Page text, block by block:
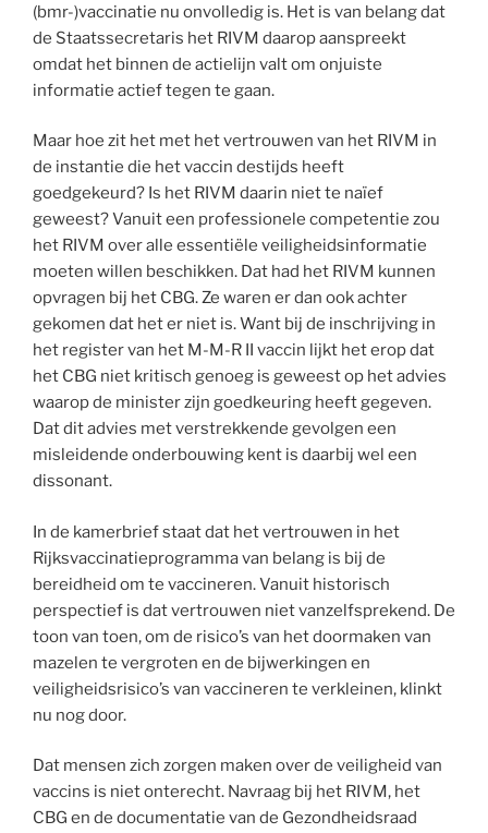
(bmr-)vaccinatie nu onvolledig is. Het is van belang dat
de Staatssecretaris het RIVM daarop aanspreekt
omdat het binnen de actielijn valt om onjuiste
informatie actief tegen te gaan.
Maar hoe zit het met het vertrouwen van het RIVM in
de instantie die het vaccin destijds heeft
goedgekeurd? Is het RIVM daarin niet te naïef
geweest? Vanuit een professionele competentie zou
het RIVM over alle essentiële veiligheidsinformatie
moeten willen beschikken. Dat had het RIVM kunnen
opvragen bij het CBG. Ze waren er dan ook achter
gekomen dat het er niet is. Want bij de inschrijving in
het register van het M-M-R II vaccin lijkt het erop dat
het CBG niet kritisch genoeg is geweest op het advies
waarop de minister zijn goedkeuring heeft gegeven.
Dat dit advies met verstrekkende gevolgen een
misleidende onderbouwing kent is daarbij wel een
dissonant.
In de kamerbrief staat dat het vertrouwen in het
Rijksvaccinatieprogramma van belang is bij de
bereidheid om te vaccineren. Vanuit historisch
perspectief is dat vertrouwen niet vanzelfsprekend. De
toon van toen, om de risico’s van het doormaken van
mazelen te vergroten en de bijwerkingen en
veiligheidsrisico’s van vaccineren te verkleinen, klinkt
nu nog door.
Dat mensen zich zorgen maken over de veiligheid van
vaccins is niet onterecht. Navraag bij het RIVM, het
CBG en de documentatie van de Gezondheidsraad